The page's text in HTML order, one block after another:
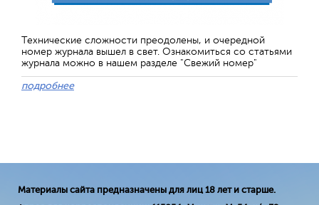
Технические сложности преодолены, и очередной
номер журнала вышел в свет. Ознакомиться со статьями
журнала можно в нашем разделе "Свежий номер"
подробнее
Материалы сайта предназначены для лиц 18 лет и старше.